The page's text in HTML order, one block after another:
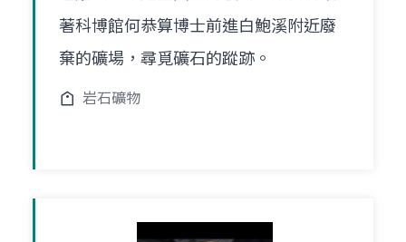
著科博館何恭算博士前進白鮑溪附近廢
棄的礦場，尋覓礦石的蹤跡。
岩石礦物